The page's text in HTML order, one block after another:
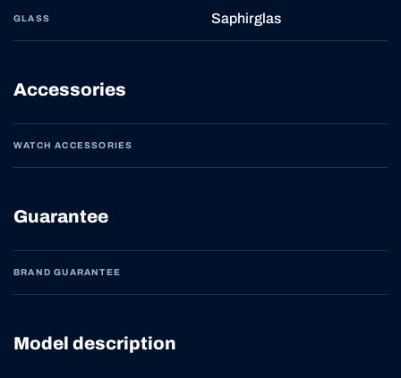
GLASS Saphirglas
Accessories
WATCH ACCESSORIES
Guarantee
BRAND GUARANTEE
Model description